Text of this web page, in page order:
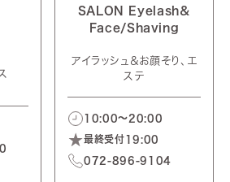
SALON Eyelash＆
Face/Shaving
アイラッシュ＆お顔そり、エ
ステ
10:00～20:00
最終受付19:00
072-896-9104